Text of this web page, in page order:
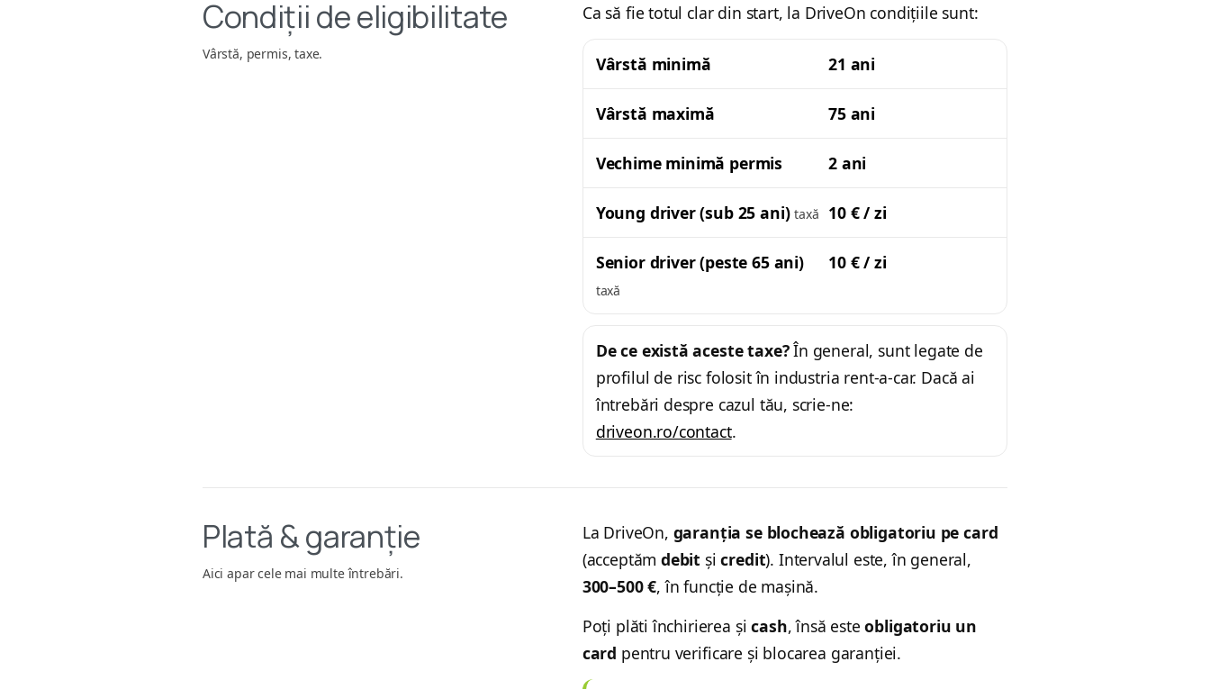
Condiții de eligibilitate
Vârstă, permis, taxe.
Ca să fie totul clar din start, la DriveOn condițiile sunt:
Vârstă minimă 21 ani
Vârstă maximă 75 ani
Vechime minimă permis 2 ani
Young driver (sub 25 ani) taxă 10 € / zi
Senior driver (peste 65 ani)
taxă
10 € / zi
De ce există aceste taxe?În general, sunt legate de
profilul de risc folosit în industria rent-a-car. Dacă ai
întrebări despre cazul tău, scrie-ne:
driveon.ro/contact.
Plată & garanție
Aici apar cele mai multe întrebări.
La DriveOn, garanția se blochează obligatoriu pe card
(acceptămdebit șicredit). Intervalul este, în general,
300–500 €, în funcție de mașină.
Poți plăti închirierea șicash, însă esteobligatoriu un
card pentru verificare și blocarea garanției.